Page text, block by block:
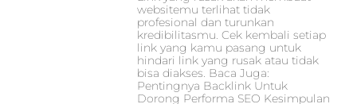
websitemu terlihat tidak
profesional dan turunkan
kredibilitasmu. Cek kembali setiap
link yang kamu pasang untuk
hindari link yang rusak atau tidak
bisa diakses. Baca Juga:
Pentingnya Backlink Untuk
Dorong Performa SEO Kesimpulan